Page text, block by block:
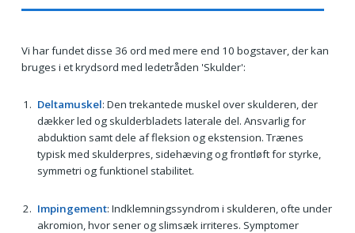
Vi har fundet disse 36 ord med mere end 10 bogstaver, der kan
bruges i et krydsord med ledetråden 'Skulder':
Deltamuskel: Den trekantede muskel over skulderen, der
dækker led og skulderbladets laterale del. Ansvarlig for
abduktion samt dele af fleksion og ekstension. Trænes
typisk med skulderpres, sidehæving og frontløft for styrke,
symmetri og funktionel stabilitet.
Impingement: Indklemningssyndrom i skulderen, ofte under
akromion, hvor sener og slimsæk irriteres. Symptomer